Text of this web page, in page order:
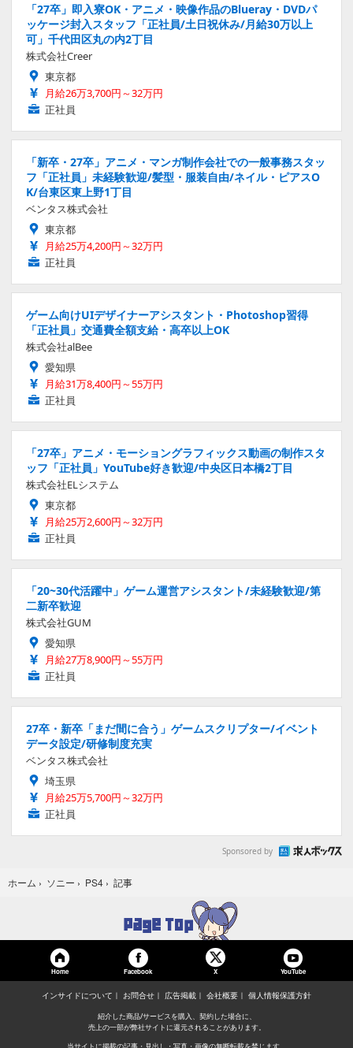
「27卒」即入寮OK・アニメ・映像作品のBlueray・DVDパ
ッケージ封入スタッフ「正社員/土日祝休み/月給30万以上
可」千代田区丸の内2丁目
株式会社Creer
東京都
月給26万3,700円～32万円
正社員
「新卒・27卒」アニメ・マンガ制作会社での一般事務スタッ
フ「正社員」未経験歓迎/髪型・服装自由/ネイル・ピアスO
K/台東区東上野1丁目
ベンタス株式会社
東京都
月給25万4,200円～32万円
正社員
ゲーム向けUIデザイナーアシスタント・Photoshop習得
「正社員」交通費全額支給・高卒以上OK
株式会社alBee
愛知県
月給31万8,400円～55万円
正社員
「27卒」アニメ・モーショングラフィックス動画の制作スタ
ッフ「正社員」YouTube好き歓迎/中央区日本橋2丁目
株式会社ELシステム
東京都
月給25万2,600円～32万円
正社員
「20~30代活躍中」ゲーム運営アシスタント/未経験歓迎/第
二新卒歓迎
株式会社GUM
愛知県
月給27万8,900円～55万円
正社員
27卒・新卒「まだ間に合う」ゲームスクリプター/イベント
データ設定/研修制度充実
ベンタス株式会社
埼玉県
月給25万5,700円～32万円
正社員
Sponsored by
ホーム › ソニー › PS4 › 記事
Home Facebook X YouTube
インサイドについて お問合せ 広告掲載 会社概要 個人情報保護方針
紹介した商品/サービスを購入、契約した場合に、
売上の一部が弊社サイトに還元されることがあります。